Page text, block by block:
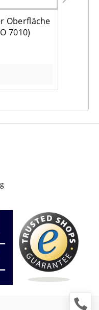
Oberfläche
7010)